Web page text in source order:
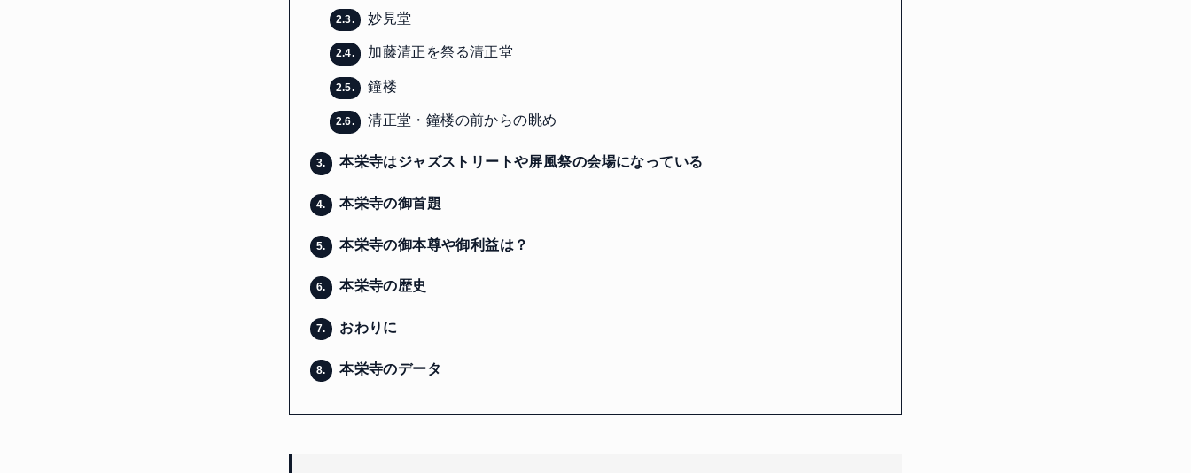
2.3. 妙見堂
2.4. 加藤清正を祭る清正堂
2.5. 鐘楼
2.6. 清正堂・鐘楼の前からの眺め
3. 本栄寺はジャズストリートや屏風祭の会場になっている
4. 本栄寺の御首題
5. 本栄寺の御本尊や御利益は？
6. 本栄寺の歴史
7. おわりに
8. 本栄寺のデータ